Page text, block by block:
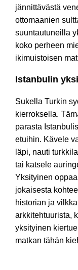
jännittävästä
ottomaanien
suuntautuneilla
koko perheen
ikimuistoisen
Istanbulin
Sukella Turkin
kierroksella.
parasta
etuihin. Kävele
läpi, nauti
tai katsele
Yksityinen
jokaisesta
historian ja
arkkitehtuurista,
yksityinen
matkan tähän